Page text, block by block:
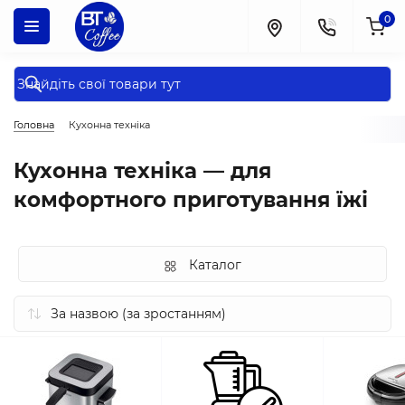
0
Головна Кухонна техніка
Кухонна техніка — для
комфортного приготування їжі
Каталог